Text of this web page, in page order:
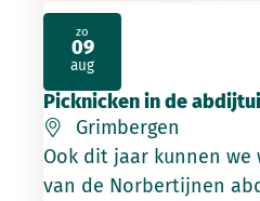
Picknicken in de
Grimbergen
Ook dit jaar kunnen
van de Norbertijnen
zo
09
aug
2026